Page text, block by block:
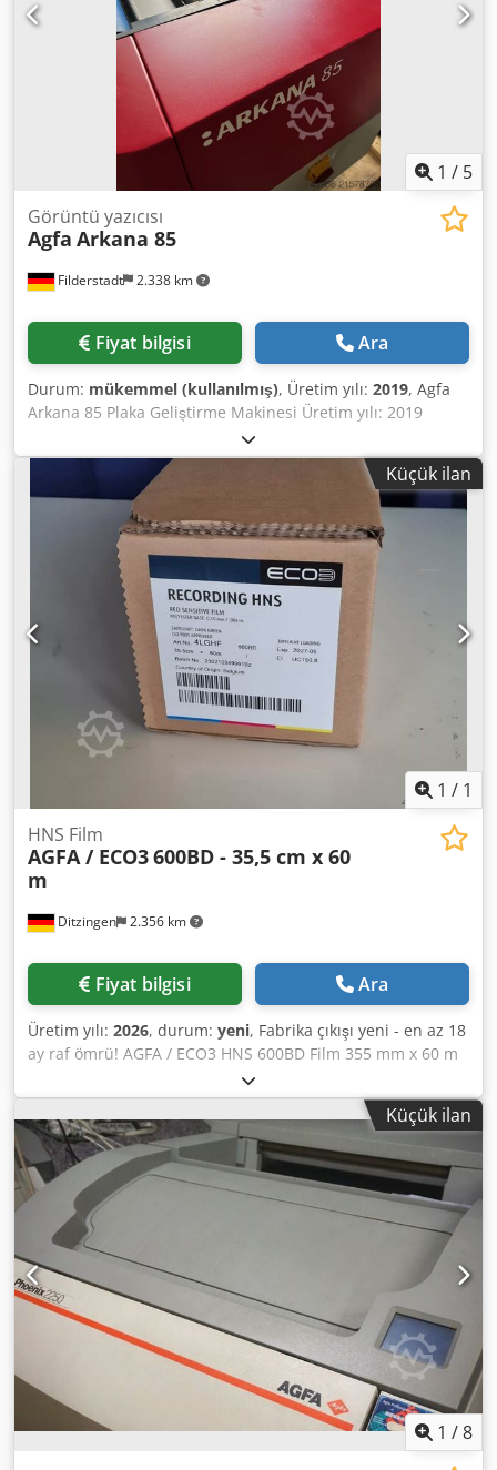
1 / 5
Filderstadt 2.338 km
Görüntü yazıcısı
Agfa Arkana 85
Fiyat bilgisi Ara
Durum: mükemmel (kullanılmış), Üretim yılı: 2019, Agfa
Arkana 85 Plaka Geliştirme Makinesi Üretim yılı: 2019
Mükemmel durumda Codpfx Aqeywvaujvjha
Küçük ilan
1 / 1
Ditzingen 2.356 km
HNS Film
AGFA / ECO3600BD - 35,5 cm x 60
m
Fiyat bilgisi Ara
Üretim yılı: 2026, durum: yeni, Fabrika çıkışı yeni - en az 18
ay raf ömrü! AGFA / ECO3 HNS 600BD Film 355 mm x 60 m
Genişlik: 35,5 cm, Uzunluk: 60 m Spesifikasyon: 600 BD
Chodpfob Rlbbox Aqvja Kod: 4LGHF Birçok şekillendiriciye
uygundur – ör. AccuSet ve Avantra 25 / 30 650 - 670 nm
kırmızı ışık lazer diyodu ile
Küçük ilan
1 /8